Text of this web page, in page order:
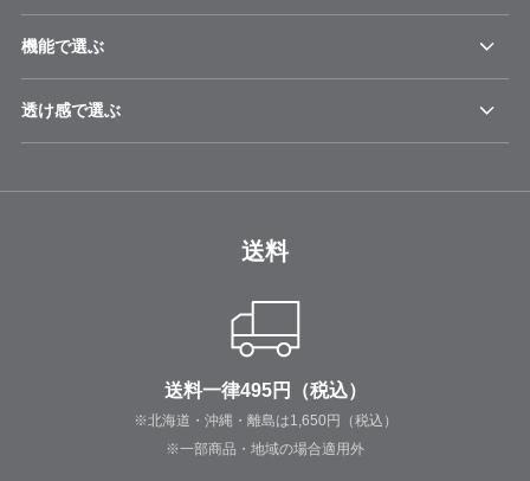
機能で選ぶ
透け感で選ぶ
送料
送料一律495円（税込）
※北海道・沖縄・離島は1,650円（税込）
※一部商品・地域の場合適用外